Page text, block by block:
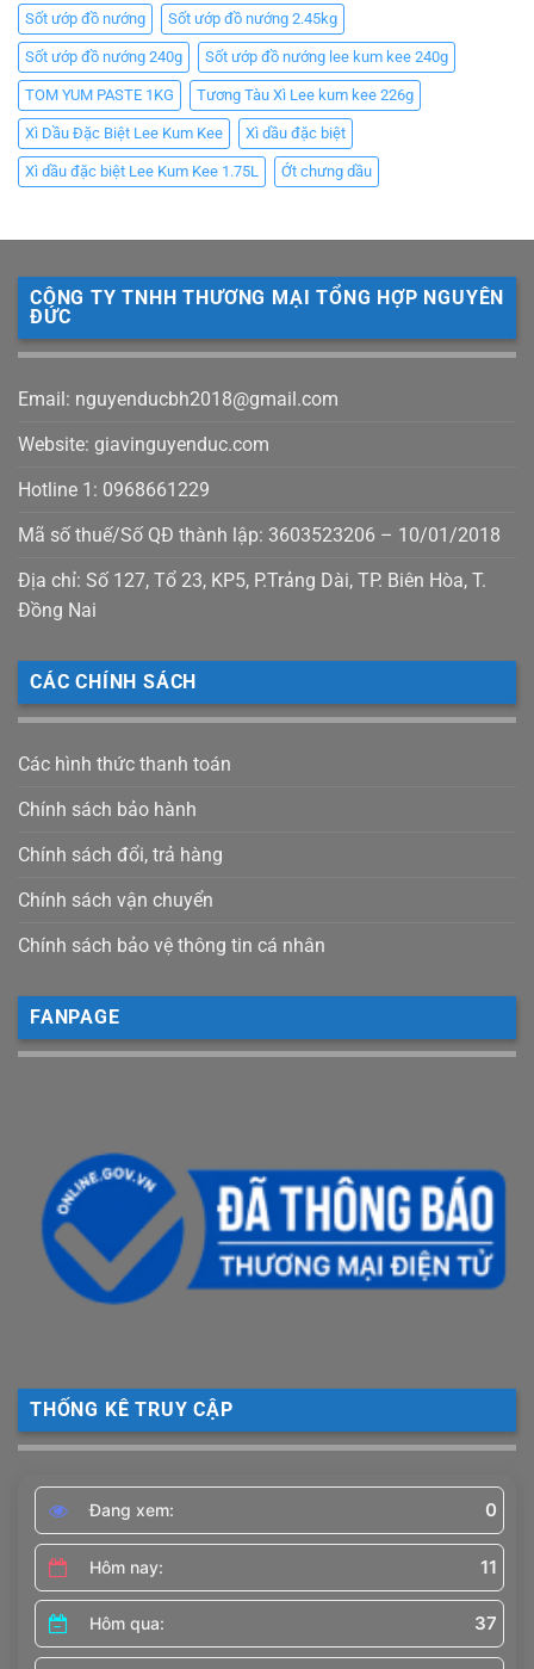
Sốt ướp đồ nướng Sốt ướp đồ nướng 2.45kg
Sốt ướp đồ nướng 240g Sốt ướp đồ nướng lee kum kee 240g
TOM YUM PASTE 1KG Tương Tàu Xì Lee kum kee 226g
Xì Dầu Đặc Biệt Lee Kum Kee Xì dầu đặc biệt
Xì dầu đặc biệt Lee Kum Kee 1.75L Ớt chưng dầu
CÔNG TY TNHH THƯƠNG MẠI TỔNG HỢP NGUYÊN
ĐỨC
Email: nguyenducbh2018@gmail.com
Website: giavinguyenduc.com
Hotline 1: 0968661229
Mã số thuế/Số QĐ thành lập: 3603523206 – 10/01/2018
Địa chỉ: Số 127, Tổ 23, KP5, P.Trảng Dài, TP. Biên Hòa, T.
Đồng Nai
CÁC CHÍNH SÁCH
Các hình thức thanh toán
Chính sách bảo hành
Chính sách đổi, trả hàng
Chính sách vận chuyển
Chính sách bảo vệ thông tin cá nhân
FANPAGE
THỐNG KÊ TRUY CẬP
Đang xem: 0
Hôm nay: 11
Hôm qua: 37